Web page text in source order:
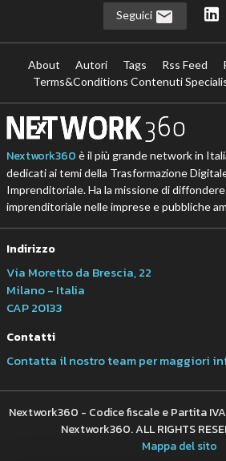
Seguici
About Autori Tags Rss Feed
Terms&Conditions Contenuti
Nextwork360 è il più grande network in
dedicati ai temi della Trasformazione
Imprenditoriale. Ha la missione di
imprenditoriale nelle imprese e pubbliche
Indirizzo
Via Moretto da Brescia, 22
Milano - Italia
CAP 20133
Contatti
Contatta il nostro team per maggiori
Nextwork360 - Codice fiscale e Partita
Nextwork360. ALL RIGHTS
Mappa del sito